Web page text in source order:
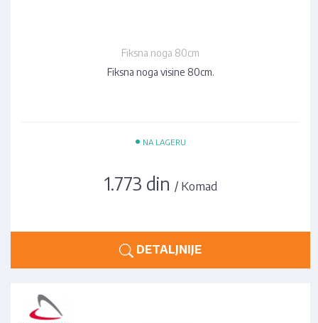
Fiksna noga 80cm
Fiksna noga visine 80cm.
• NA LAGERU
1.773 din / Komad
DETALJNIJE